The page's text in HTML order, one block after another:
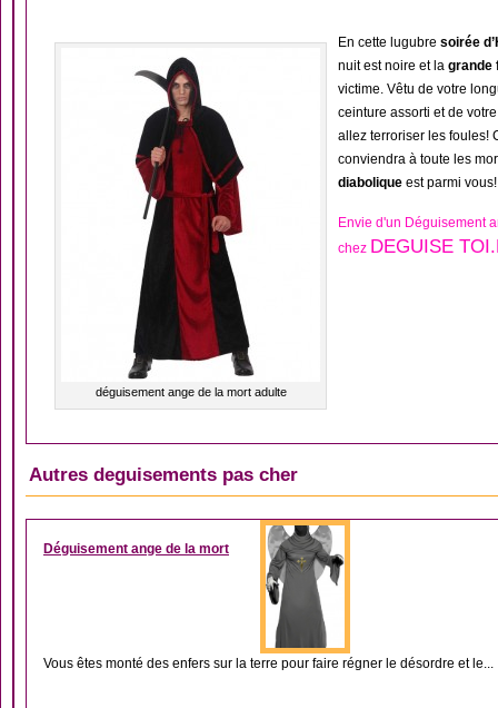
déguisement ange de la mort adulte
En cette lugubre soirée
nuit est noire et la grande
victime. Vêtu de votre
ceinture assorti et de
allez terroriser les foules!
conviendra à toute les
diabolique est parmi vous!
Envie d'un Déguisement
chez DEGUISE
Autres deguisements pas cher
DÉGUISEMENT
Déguisement ange de la mort
Vous êtes monté des enfers sur la terre pour faire régner le désordre et le...